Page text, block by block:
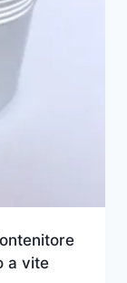
a vite